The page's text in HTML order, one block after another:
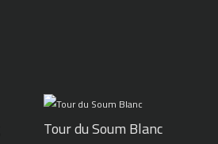
Tour du Soum Blanc